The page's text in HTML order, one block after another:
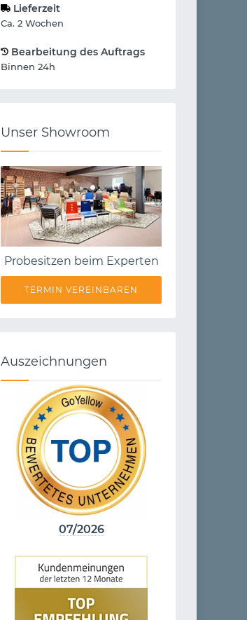
Lieferzeit
Ca. 2 Wochen
Bearbeitung des Auftrags
Binnen 24h
Unser Showroom
Probesitzen beim Experten
TERMIN VEREINBAREN
Auszeichnungen
07/2026